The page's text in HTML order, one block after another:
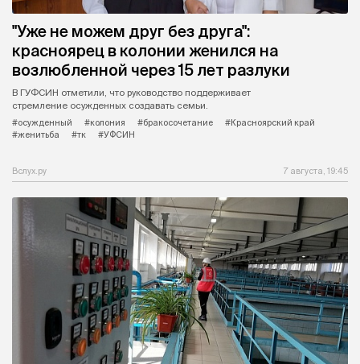
"Уже не можем друг без друга":
красноярец в колонии женился на
возлюбленной через 15 лет разлуки
В ГУФСИН отметили, что руководство поддерживает
стремление осужденных создавать семьи.
#осужденный
#колония #бракосочетание
#Красноярский край
#женитьба
#тк #УФСИН
Вслух.ру 7 августа, 19:45